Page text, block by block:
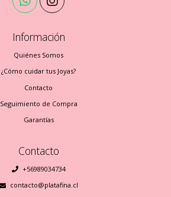
Información
Quiénes Somos
¿Cómo cuidar tus Joyas?
Contacto
Seguimiento de Compra
Garantías
Contacto
+56989034734
contacto@platafina.cl